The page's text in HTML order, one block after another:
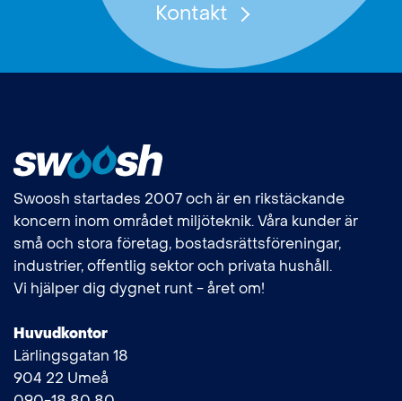
Kontakt
Swoosh startades 2007 och är en rikstäckande
koncern inom området miljöteknik. Våra kunder är
små och stora företag, bostadsrättsföreningar,
industrier, offentlig sektor och privata hushåll.
Vi hjälper dig dygnet runt - året om!
Huvudkontor
Lärlingsgatan 18
904 22 Umeå